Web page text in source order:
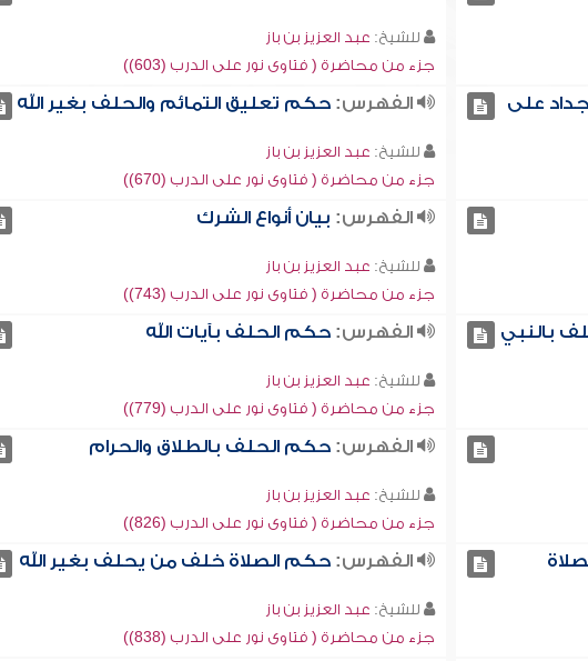
للشيخ: عبد العزيز بن باز
جزء من محاضرة ( فتاوى نور على الدرب (603))
على
الفهرس: حكم تعليق التمائم والحلف بغير الله
للشيخ: عبد العزيز بن باز
جزء من محاضرة ( فتاوى نور على الدرب (670))
الفهرس: بيان أنواع الشرك
للشيخ: عبد العزيز بن باز
جزء من محاضرة ( فتاوى نور على الدرب (743))
بالنبي
الفهرس: حكم الحلف بآيات الله
للشيخ: عبد العزيز بن باز
جزء من محاضرة ( فتاوى نور على الدرب (779))
الفهرس: حكم الحلف بالطلاق والحرام
للشيخ: عبد العزيز بن باز
جزء من محاضرة ( فتاوى نور على الدرب (826))
الفهرس: حكم الصلاة خلف من يحلف بغير الله
للشيخ: عبد العزيز بن باز
جزء من محاضرة ( فتاوى نور على الدرب (838))